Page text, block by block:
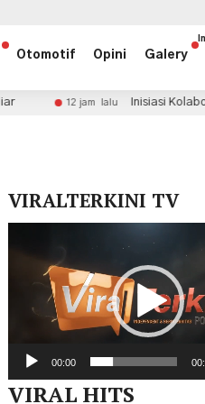
Otomotif Opini Galery
Inisiasi Kolaborasi Fiskal, dr. Haryadi
VIRALTERKINI TV
00:00
VIRAL HITS